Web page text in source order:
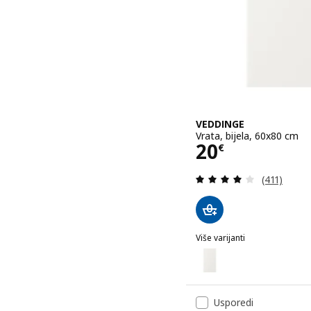
VEDDINGE
Vrata, bijela, 60x80 cm
20€
Cijena 20€
Revizija:
(411)
Više varijanti
VEDDINGE
Mogućnost: VEDDINGE,
Usporedi